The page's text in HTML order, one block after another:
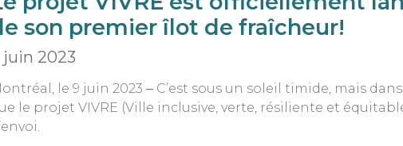
son premier îlot de fraîcheur!
juin 2023
le 9 juin 2023 ‒ C’est sous un soleil timide, mais
le projet VIVRE (Ville inclusive, verte, résiliente et